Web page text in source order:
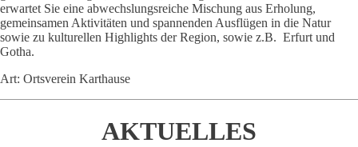
erwartet Sie eine abwechslungsreiche Mischung aus Erholung,
gemeinsamen Aktivitäten und spannenden Ausflügen in die Natur
sowie zu kulturellen Highlights der Region, sowie z.B. Erfurt und
Gotha.
Art: Ortsverein Karthause
AKTUELLES